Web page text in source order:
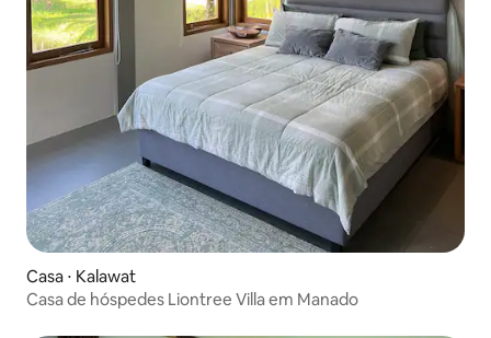
Casa ⋅ Kalawat
Casa de hóspedes Liontree Villa em Manado